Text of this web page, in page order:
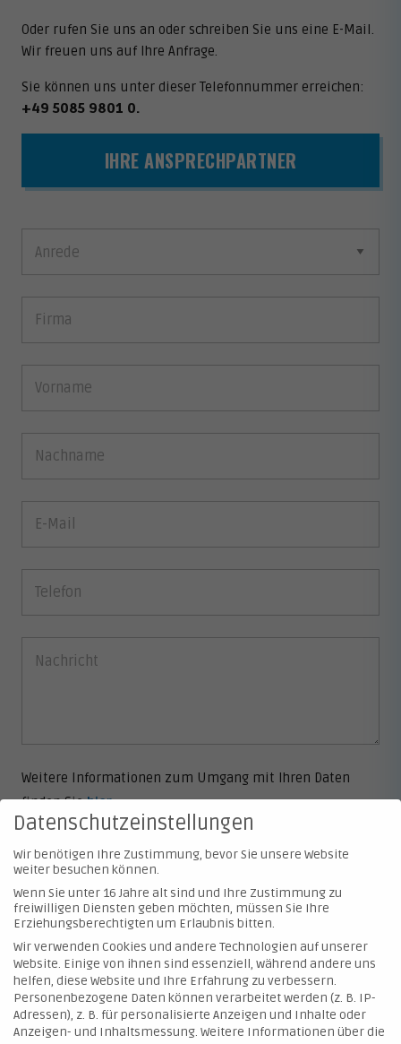
Oder rufen Sie uns an oder schreiben Sie uns eine E-Mail.
Wir freuen uns auf Ihre Anfrage.
Sie können uns unter dieser Telefonnummer erreichen:
+49 5085 9801 0.
IHRE ANSPRECHPARTNER
Weitere Informationen zum Umgang mit Ihren Daten
finden Siehier.
© 2026 Hartmann Valves GmbH
Kontakt
Datenschutzeinstellungen
Wir benötigen Ihre Zustimmung, bevor Sie unsere Website
weiter besuchen können.
Wenn Sie unter 16 Jahre alt sind und Ihre Zustimmung zu
freiwilligen Diensten geben möchten, müssen Sie Ihre
Erziehungsberechtigten um Erlaubnis bitten.
Wir verwenden Cookies und andere Technologien auf unserer
Website. Einige von ihnen sind essenziell, während andere uns
helfen, diese Website und Ihre Erfahrung zu verbessern.
Personenbezogene Daten können verarbeitet werden (z. B. IP-
Adressen), z. B. für personalisierte Anzeigen und Inhalte oder
Anzeigen- und Inhaltsmessung. Weitere Informationen über die